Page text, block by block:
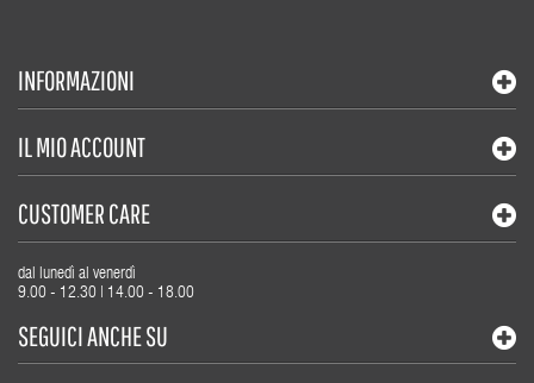
INFORMAZIONI
IL MIO ACCOUNT
CUSTOMER CARE
dal lunedì al venerdì
9.00 - 12.30 | 14.00 - 18.00
SEGUICI ANCHE SU